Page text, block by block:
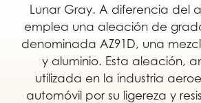
Lunar Gray. A diferencia del
emplea una aleación de
denominada AZ91D, una
y aluminio. Esta aleación,
utilizada en la industria
automóvil por su ligereza y